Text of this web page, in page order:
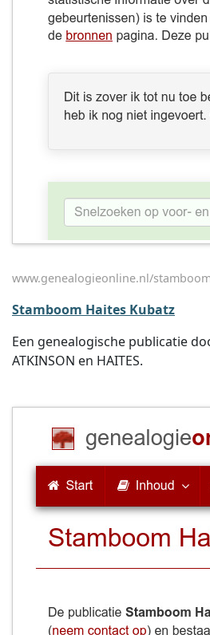
www.genealogieonline.nl/
Stamboom Haites Kubatz
Een genealogische publicatie
ATKINSON en HAITES.